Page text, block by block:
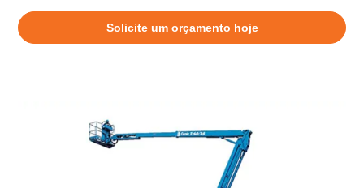
Solicite um orçamento hoje